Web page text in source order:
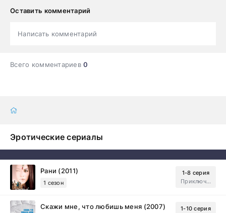
Оставить комментарий
Написать комментарий
Всего комментариев0
Эротические сериалы
Рани (2011)
1 сезон
1-8 серия
Приключения, Зарубежный, Мелодрама
Скажи мне, что любишь меня (2007)
1-10 серия